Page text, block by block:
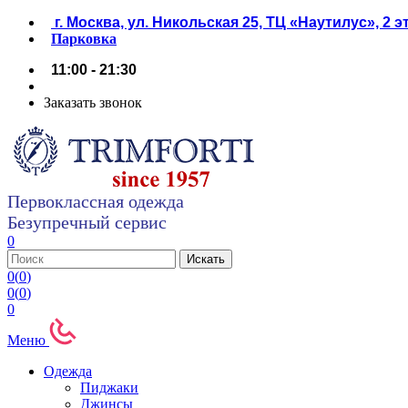
г. Москва, ул. Никольская 25, ТЦ «Наутилус», 2
Парковка
11:00 - 21:30
Заказать звонок
Первоклассная одежда
Безупречный сервис
0
0(0)
0(0)
0
Меню
Одежда
Пиджаки
Джинсы